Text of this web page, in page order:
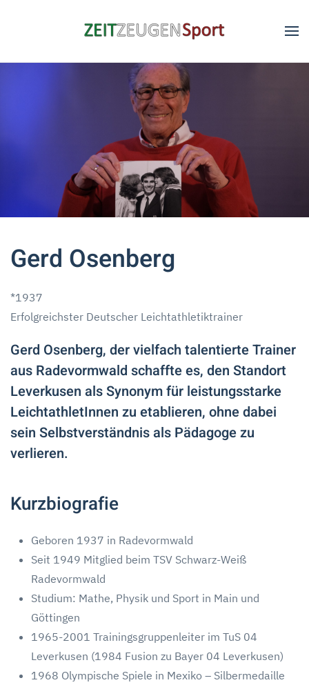
Skip to main content
Gerd Osenberg
*1937
Erfolgreichster Deutscher Leichtathletiktrainer
Gerd Osenberg, der vielfach talentierte Trainer
aus Radevormwald schaffte es, den Standort
Leverkusen als Synonym für leistungsstarke
LeichtathletInnen zu etablieren, ohne dabei
sein Selbstverständnis als Pädagoge zu
verlieren.
Kurzbiografie
Geboren 1937 in Radevormwald
Seit 1949 Mitglied beim TSV Schwarz-Weiß
Radevormwald
Studium: Mathe, Physik und Sport in Main und
Göttingen
1965-2001 Trainingsgruppenleiter im TuS 04
Leverkusen (1984 Fusion zu Bayer 04 Leverkusen)
1968 Olympische Spiele in Mexiko – Silbermedaille